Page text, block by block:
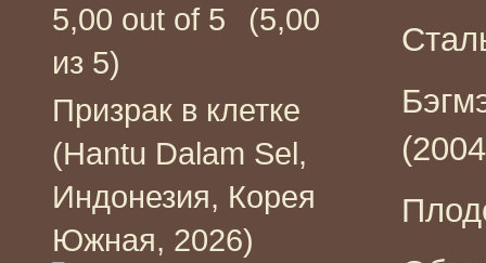
(5,00
из 5)
Призрак в клетке
(Hantu Dalam Sel,
Индонезия, Корея
Южная, 2026)